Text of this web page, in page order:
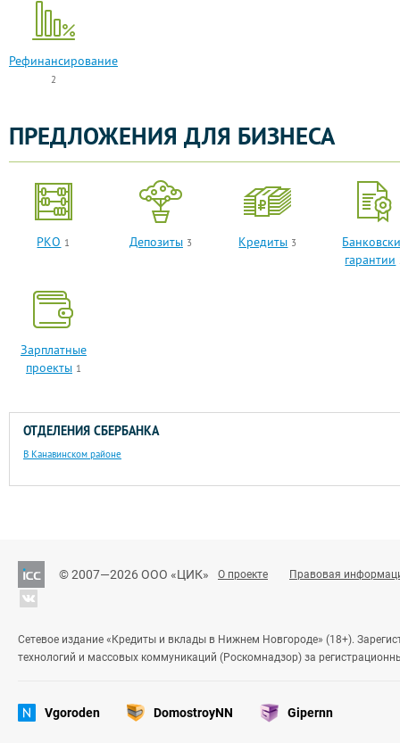
Рефинансирование
2
ПРЕДЛОЖЕНИЯ ДЛЯ БИЗНЕСА
РКО 1 Депозиты 3 Кредиты 3
гарантии
Зарплатные
проекты 1
ОТДЕЛЕНИЯ СБЕРБАНКА
В Канавинском районе
© 2007—2026 ООО «ЦИК» О проекте Правовая
Сетевое издание «Кредиты и вклады в Нижнем Новгороде» (18+).
технологий и массовых коммуникаций (Роскомнадзор) за
Vgoroden DomostroyNN Gipernn